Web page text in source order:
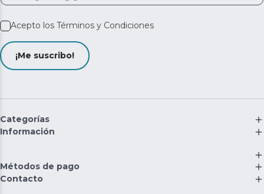
Acepto los Términos y Condiciones
¡Me suscribo!
Categorías
Información
Métodos de pago
Contacto